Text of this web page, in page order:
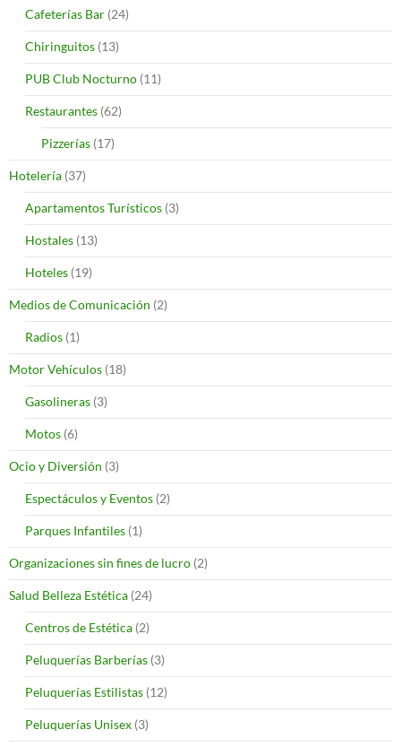
Cafeterías Bar (24)
Chiringuitos (13)
PUB Club Nocturno (11)
Restaurantes (62)
Pizzerías (17)
Hotelería (37)
Apartamentos Turísticos (3)
Hostales (13)
Hoteles (19)
Medios de Comunicación (2)
Radios (1)
Motor Vehículos (18)
Gasolineras (3)
Motos (6)
Ocio y Diversión (3)
Espectáculos y Eventos (2)
Parques Infantiles (1)
Organizaciones sin fines de lucro (2)
Salud Belleza Estética (24)
Centros de Estética (2)
Peluquerías Barberías (3)
Peluquerías Estilistas (12)
Peluquerías Unisex (3)